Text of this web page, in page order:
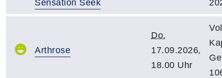
Sensation Seek
Arthrose
Do.
17.09.2026,
18.00 Uhr